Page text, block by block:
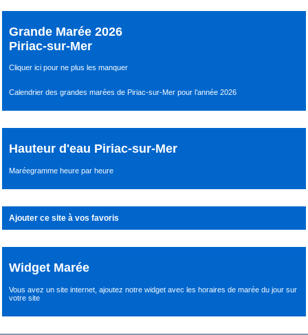
Grande Marée 2026
Piriac-sur-Mer
Cliquer ici pour ne plus les manquer
Calendrier des grandes marées de Piriac-sur-Mer pour l’année 2026
Hauteur d'eau Piriac-sur-Mer
Maréegramme heure par heure
Ajouter ce site à vos favoris
Widget Marée
Vous avez un site internet,ajoutez notre widget avec les horaires de marée du joursur
votre site